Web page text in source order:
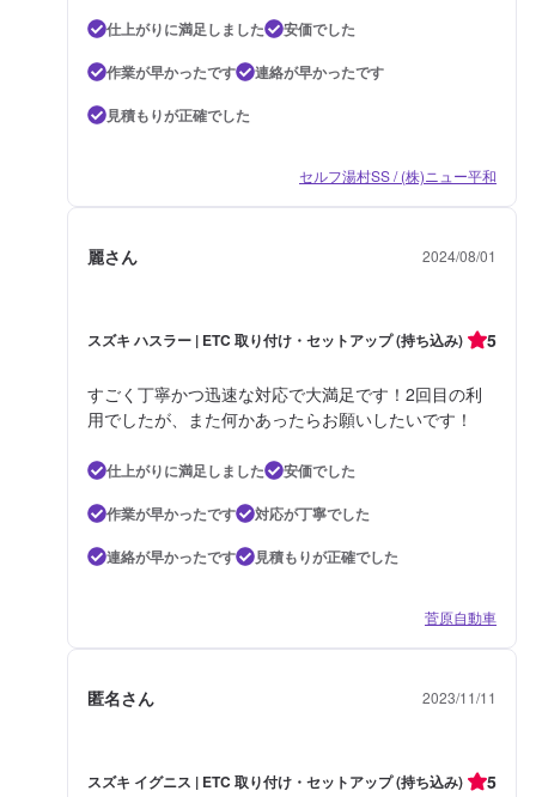
仕上がりに満足しました
安価でした
作業が早かったです
連絡が早かったです
見積もりが正確でした
セルフ湯村SS / (株)ニュー平和
麗さん 2024/08/01
スズキ ハスラー | ETC 取り付け・セットアップ (持ち込み) 5
すごく丁寧かつ迅速な対応で大満足です！2回目の利
用でしたが、また何かあったらお願いしたいです！
仕上がりに満足しました
安価でした
作業が早かったです
対応が丁寧でした
連絡が早かったです
見積もりが正確でした
菅原自動車
匿名さん 2023/11/11
スズキ イグニス | ETC 取り付け・セットアップ (持ち込み) 5